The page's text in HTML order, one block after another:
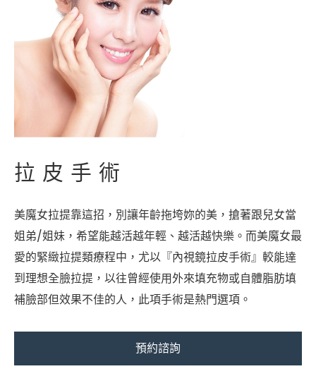
拉皮手術
美魔女拉提靠這招，別讓年齡拖垮妳的美，搶著跟兒女當
姐弟/姐妹，希望能越活越年輕、越活越快樂。而美魔女最
愛的緊緻拉提類療程中，尤以『內視鏡拉皮手術』較能達
到理想全臉拉提，以往曾經使用外來填充物或自體脂肪填
補臉部但效果不佳的人，此項手術是熱門選項。
預約諮詢